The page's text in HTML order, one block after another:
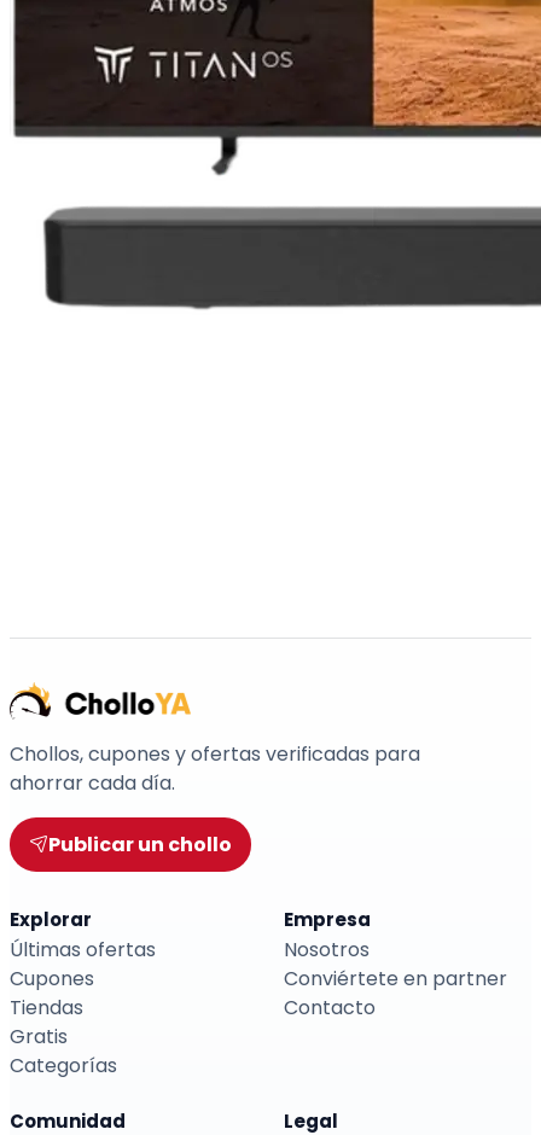
Chollos, cupones y ofertas verificadas para
ahorrar cada día.
Publicar un chollo
Explorar
Últimas ofertas
Cupones
Tiendas
Gratis
Categorías
Empresa
Nosotros
Conviértete en partner
Contacto
Comunidad Legal